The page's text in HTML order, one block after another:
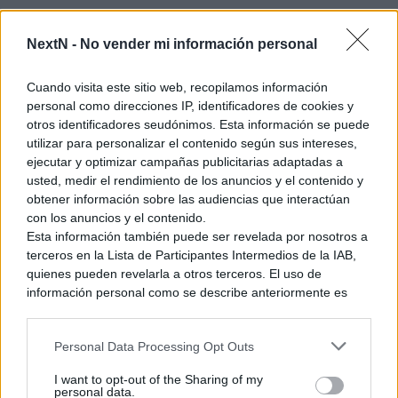
NextN - No vender mi información personal
Cuando visita este sitio web, recopilamos información
personal como direcciones IP, identificadores de cookies y
otros identificadores seudónimos. Esta información se puede
utilizar para personalizar el contenido según sus intereses,
ejecutar y optimizar campañas publicitarias adaptadas a
usted, medir el rendimiento de los anuncios y el contenido y
obtener información sobre las audiencias que interactúan
con los anuncios y el contenido.
Esta información también puede ser revelada por nosotros a
terceros en la Lista de Participantes Intermedios de la IAB,
quienes pueden revelarla a otros terceros. El uso de
información personal como se describe anteriormente es
generamos contenido relevante para nuestra audiencia.
recopilación y uso de datos en nuestra Política de
Personal Data Processing Opt Outs
I want to opt-out of the Sharing of my
personal data.
El bazar de Zephyr Town fue en su
día uno de los más grandiosos del
mundo, atrayendo a clientes y
vendedores ambulantes de todos
los rincones del planeta. Sin
embargo, hoy en día el bazar tiene
más plantas rodadoras que
clientes. ¡Depende de ti cambiar su
suerte! Cría animales, cosecha
cultivos, elabora manjares exóticos
y vende tus productos en tu propio
puesto del bazar. A medida que el